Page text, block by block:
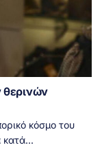
θερινών
κόσμο του
κατά...